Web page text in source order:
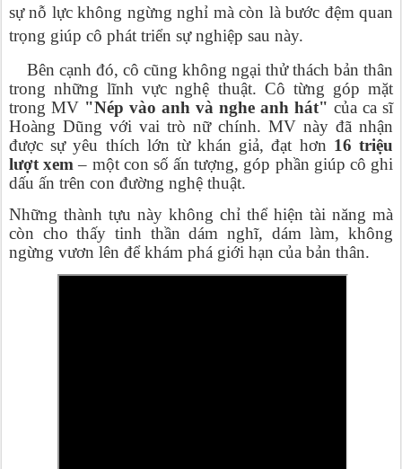
sự nỗ lực không ngừng nghỉ mà còn là bước đệm quan
trọng giúp cô phát triển sự nghiệp sau này.
Bên cạnh đó, cô cũng không ngại thử thách bản thân
trong những lĩnh vực nghệ thuật. Cô từng góp mặt
trong MV "Nép vào anh và nghe anh hát" của ca sĩ
Hoàng Dũng với vai trò nữ chính. MV này đã nhận
được sự yêu thích lớn từ khán giả, đạt hơn 16 triệu
lượt xem– một con số ấn tượng, góp phần giúp cô ghi
dấu ấn trên con đường nghệ thuật.
Những thành tựu này không chỉ thể hiện tài năng mà
còn cho thấy tinh thần dám nghĩ, dám làm, không
ngừng vươn lên để khám phá giới hạn của bản thân.